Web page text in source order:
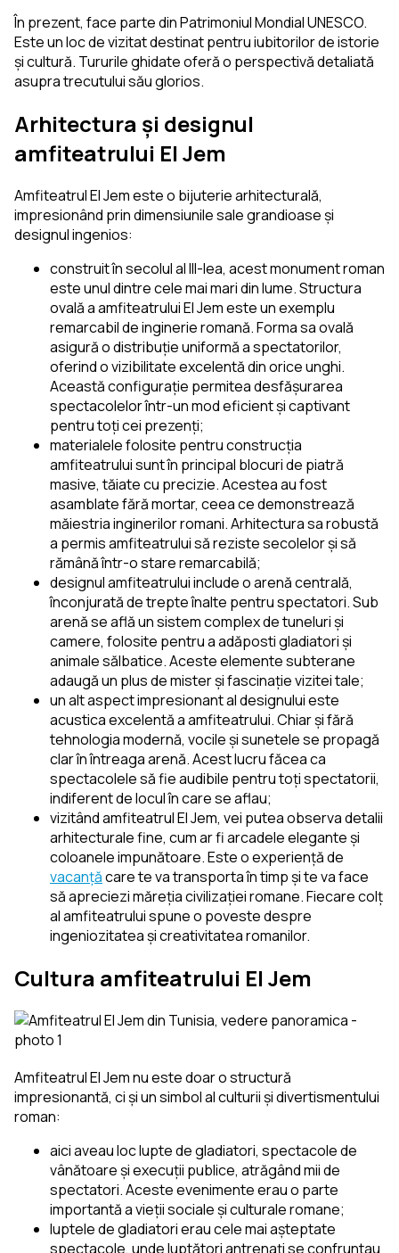
În prezent, face parte din Patrimoniul Mondial UNESCO.
Este un loc de vizitat destinat pentru iubitorilor de istorie
și cultură. Tururile ghidate oferă o perspectivă detaliată
asupra trecutului său glorios.
Arhitectura și designul
amfiteatrului El Jem
Amfiteatrul El Jem este o bijuterie arhitecturală,
impresionând prin dimensiunile sale grandioase și
designul ingenios:
construit în secolul al III-lea, acest monument roman
este unul dintre cele mai mari din lume. Structura
ovală a amfiteatrului El Jem este un exemplu
remarcabil de inginerie romană. Forma sa ovală
asigură o distribuție uniformă a spectatorilor,
oferind o vizibilitate excelentă din orice unghi.
Această configurație permitea desfășurarea
spectacolelor într-un mod eficient și captivant
pentru toți cei prezenți;
materialele folosite pentru construcția
amfiteatrului sunt în principal blocuri de piatră
masive, tăiate cu precizie. Acestea au fost
asamblate fără mortar, ceea ce demonstrează
măiestria inginerilor romani. Arhitectura sa robustă
a permis amfiteatrului să reziste secolelor și să
rămână într-o stare remarcabilă;
designul amfiteatrului include o arenă centrală,
înconjurată de trepte înalte pentru spectatori. Sub
arenă se află un sistem complex de tuneluri și
camere, folosite pentru a adăposti gladiatori și
animale sălbatice. Aceste elemente subterane
adaugă un plus de mister și fascinație vizitei tale;
un alt aspect impresionant al designului este
acustica excelentă a amfiteatrului. Chiar și fără
tehnologia modernă, vocile și sunetele se propagă
clar în întreaga arenă. Acest lucru făcea ca
spectacolele să fie audibile pentru toți spectatorii,
indiferent de locul în care se aflau;
vizitând amfiteatrul El Jem, vei putea observa detalii
arhitecturale fine, cum ar fi arcadele elegante și
coloanele impunătoare. Este o experiență de
vacanțăcare te va transporta în timp și te va face
să apreciezi măreția civilizației romane. Fiecare colț
al amfiteatrului spune o poveste despre
ingeniozitatea și creativitatea romanilor.
Cultura amfiteatrului El Jem
Amfiteatrul El Jem nu este doar o structură
impresionantă, ci și un simbol al culturii și divertismentului
roman:
aici aveau loc lupte de gladiatori, spectacole de
vânătoare și execuții publice, atrăgând mii de
spectatori. Aceste evenimente erau o parte
importantă a vieții sociale și culturale romane;
luptele de gladiatori erau cele mai așteptate
spectacole, unde luptători antrenați se confruntau